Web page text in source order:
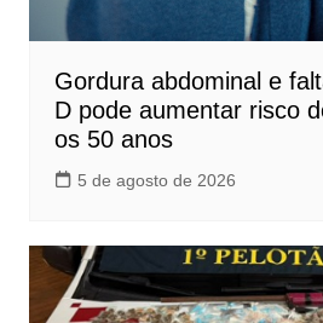
Gordura abdominal e
D pode aumentar risco
os 50 anos
5 de agosto de 2026